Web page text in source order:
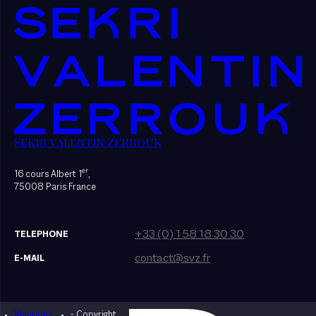
SEKRI VALENTIN ZERROUK
16 cours Albert 1er,
75008 Paris France
TELEPHONE +33 (0) 1 58 18 30 30
E-MAIL contact@svz.fr